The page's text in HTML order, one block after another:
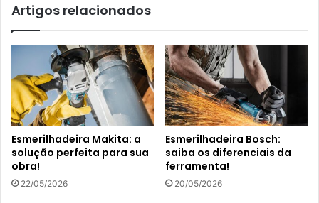
Artigos relacionados
Esmerilhadeira Makita: a
solução perfeita para sua
obra!
22/05/2026
Esmerilhadeira Bosch:
saiba os diferenciais da
ferramenta!
20/05/2026